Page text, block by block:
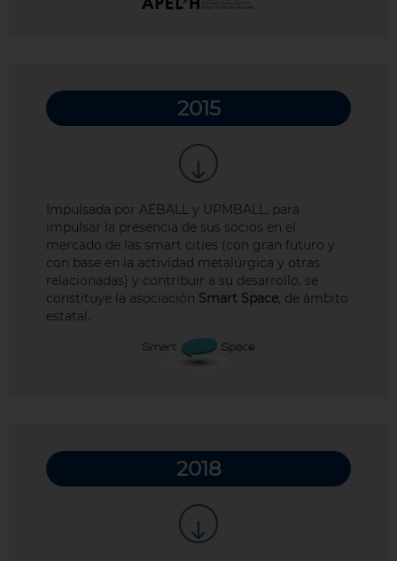
2015
Impulsada por AEBALL y UPMBALL, para
impulsar la presencia de sus socios en el
mercado de las smart cities (con gran futuro y
con base en la actividad metalúrgica y otras
relacionadas) y contribuir a su desarrollo, se
constituye la asociación Smart Space, de ámbito
estatal.
2018